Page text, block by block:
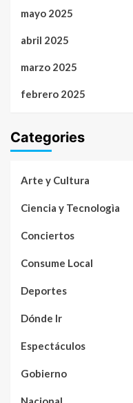
mayo 2025
abril 2025
marzo 2025
febrero 2025
Categories
Arte y Cultura
Ciencia y Tecnologìa
Conciertos
Consume Local
Deportes
Dónde Ir
Espectáculos
Gobierno